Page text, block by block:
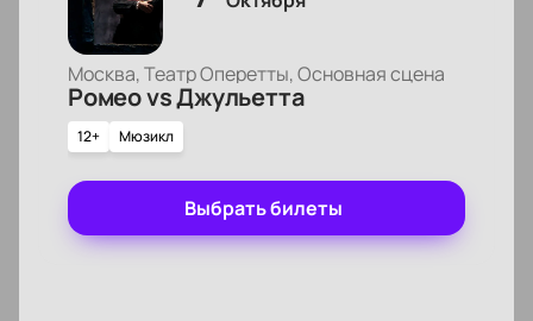
Москва, Театр Оперетты, Основная сцена
Ромео vs Джульетта
12+ Мюзикл
Выбрать билеты